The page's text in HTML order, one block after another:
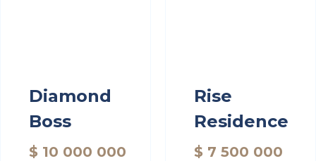
Diamond
Boss
$ 10 000 000
Rise
Residence
$ 7 500 000